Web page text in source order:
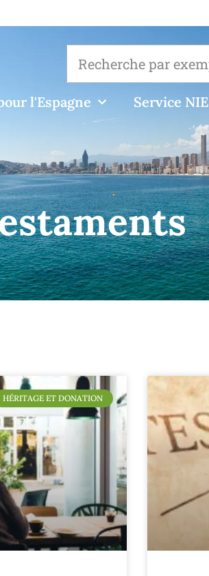
l'Espagne Service NIE
HÉRITAGE ET DONATION